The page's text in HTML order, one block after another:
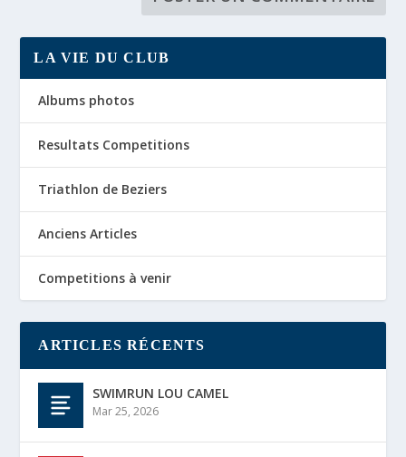
LA VIE DU CLUB
Albums photos
Resultats Competitions
Triathlon de Beziers
Anciens Articles
Competitions à venir
ARTICLES RÉCENTS
SWIMRUN LOU CAMEL
Mar 25, 2026